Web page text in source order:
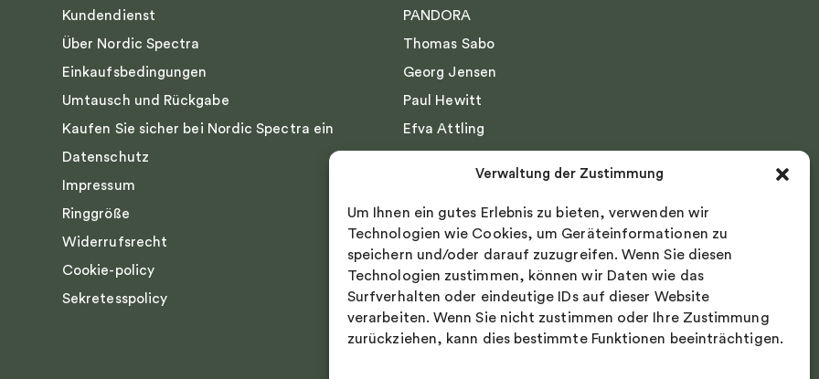
Verwaltung der Zustimmung
Um Ihnen ein gutes Erlebnis zu bieten, verwenden wir
Technologien wie Cookies, um Geräteinformationen zu
speichern und/oder darauf zuzugreifen. Wenn Sie diesen
Technologien zustimmen, können wir Daten wie das
Surfverhalten oder eindeutige IDs auf dieser Website
verarbeiten. Wenn Sie nicht zustimmen oder Ihre Zustimmung
zurückziehen, kann dies bestimmte Funktionen beeinträchtigen.
Kundendienst
Über Nordic Spectra
Einkaufsbedingungen
Umtausch und Rückgabe
Kaufen Sie sicher bei Nordic Spectra ein
Datenschutz
Impressum
Ringgröße
Widerrufsrecht
Cookie-policy
Sekretesspolicy
PANDORA
Thomas Sabo
Georg Jensen
Paul Hewitt
Efva Attling
Nordic Spectra